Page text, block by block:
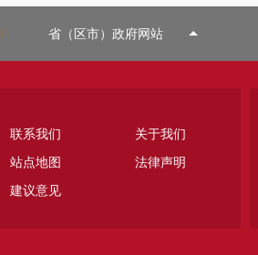
省（区市）政府网站
联系我们
关于我们
站点地图
法律声明
建议意见